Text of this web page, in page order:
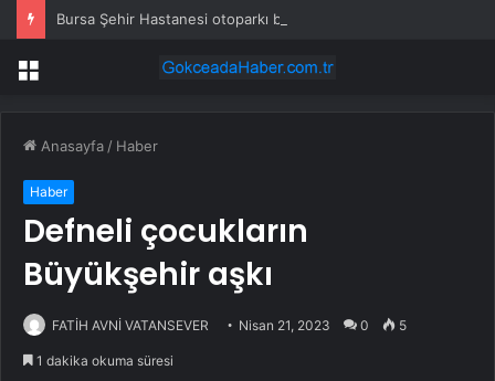
Bursa Şehir Hastanesi otoparkı bu ay hizmete açılıyor
Menü
Anasayfa / Haber
Haber
Defneli çocukların
Büyükşehir aşkı
FATİH AVNİ VATANSEVER Nisan 21, 2023 0 5
1 dakika okuma süresi